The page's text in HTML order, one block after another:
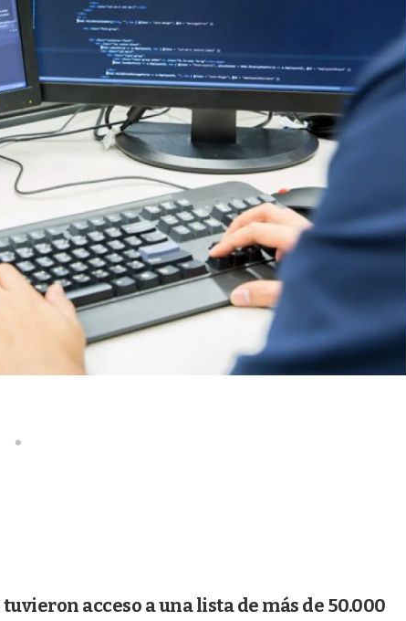
acceso a una lista de más de 50.000